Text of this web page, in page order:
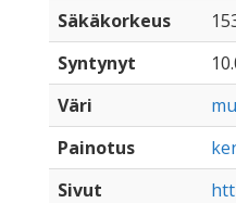
Säkäkorkeus
Syntynyt
Väri
Painotus
Sivut